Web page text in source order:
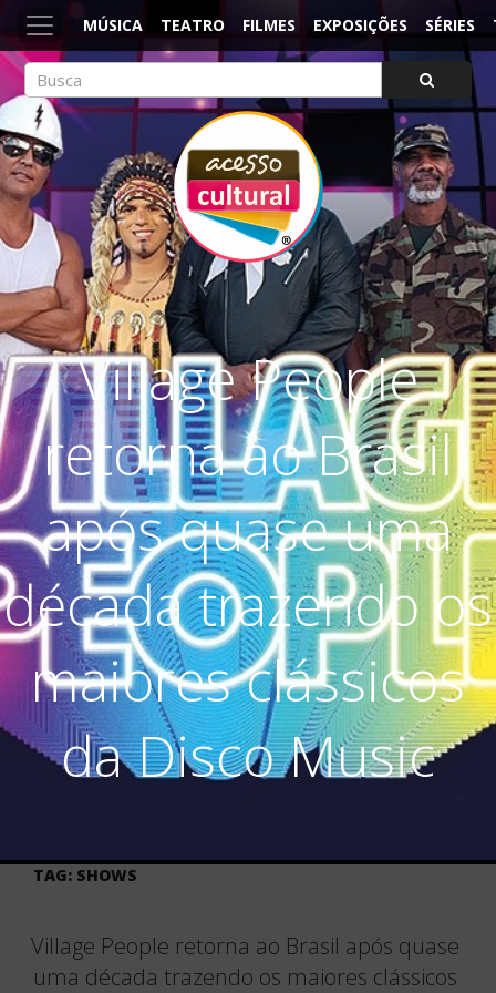
MÚSICA TEATRO FILMES EXPOSIÇÕES SÉRIES
ACESSO CULTURAL
Arte, Cultura Pop e Entretenimento
Village People
retorna ao Brasil
após quase uma
década trazendo os
maiores clássicos
da Disco Music
TAG: SHOWS
Village People retorna ao Brasil após quase
uma década trazendo os maiores clássicos